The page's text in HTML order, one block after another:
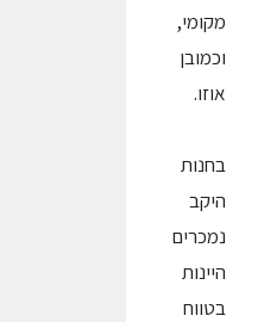
מקומי,
וכמובן
אוזו.
בחנות
היקב
נמכרים
היינות
בטווח